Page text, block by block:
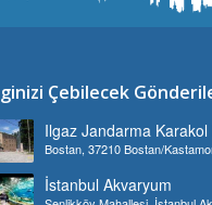
Çebilecek
Ilgaz Jandarma Karakol
Bostan, 37210 Bostan/
İstanbul Akvaryum